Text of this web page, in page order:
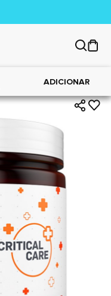
ADICIONAR